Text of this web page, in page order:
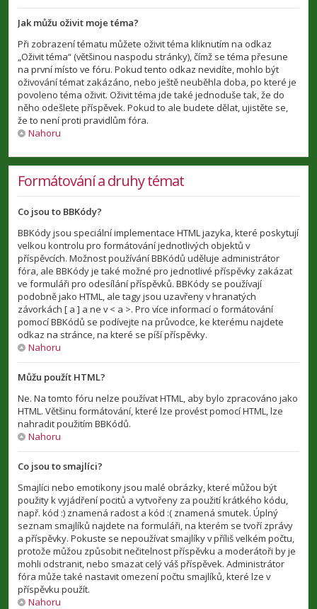
Jak můžu oživit moje téma?
Při zobrazení tématu můžete oživit téma kliknutím na odkaz
„Oživit téma“ (většinou naspodu stránky), čímž se téma přesune
na první místo ve fóru. Pokud tento odkaz nevidíte, mohlo být
oživování témat zakázáno, nebo ještě neuběhla doba, po které je
povoleno téma oživit. Oživit téma jde také jednoduše tak, že do
něho odešlete příspěvek. Pokud to ale budete dělat, ujistěte se,
že to není proti pravidlům fóra.
Nahoru
Formátování a druhy témat
Co jsou to BBKódy?
BBKódy jsou speciální implementace HTML jazyka, které poskytují
velkou kontrolu pro formátování jednotlivých objektů v
příspěvcích. Možnost používání BBKódů uděluje administrátor
fóra, ale BBKódy je také možné pro jednotlivé příspěvky zakázat
ve formuláři pro odesílání příspěvků. BBKódy se používají
podobně jako HTML, ale tagy jsou uzavřeny v hranatých
závorkách [ a ] a ne v < a >. Pro více informací o formátování
pomocí BBKódů se podívejte na průvodce, ke kterému najdete
odkaz na stránce, na které se píší příspěvky.
Nahoru
Můžu použít HTML?
Ne. Na tomto fóru nelze používat HTML, aby bylo zpracováno jako
HTML. Většinu formátování, které lze provést pomocí HTML, lze
nahradit použitím BBKódů.
Nahoru
Co jsou to smajlíci?
Smajlíci nebo emotikony jsou malé obrázky, které můžou být
použity k vyjádření pocitů a vytvořeny za použití krátkého kódu,
např. kód :) znamená radost a kód :( znamená smutek. Úplný
seznam smajlíků najdete na formuláři, na kterém se tvoří zprávy
a příspěvky. Pokuste se nepoužívat smajlíky v příliš velkém počtu,
protože můžou způsobit nečitelnost příspěvku a moderátoři by je
mohli odstranit, nebo smazat celý váš příspěvek. Administrátor
fóra může také nastavit omezení počtu smajlíků, které lze v
příspěvku použít.
Nahoru